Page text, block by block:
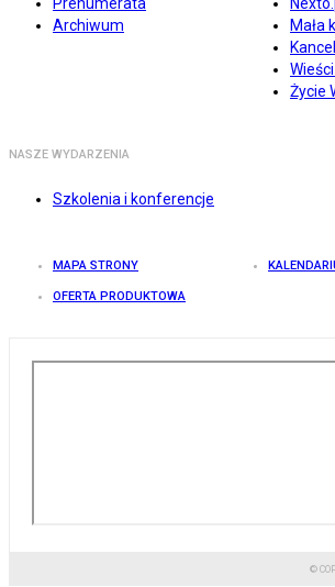
Archiwum
Mała
Życie
NASZE WYDARZENIA
Szkolenia i konferencje
MAPA STRONY
OFERTA PRODUKTOWA
©